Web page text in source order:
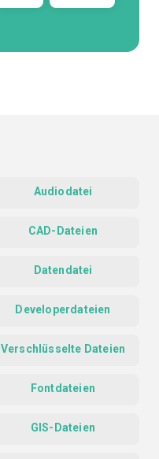
Audiodatei
CAD-Dateien
Datendatei
Developerdateien
Verschlüsselte Dateien
Fontdateien
GIS-Dateien